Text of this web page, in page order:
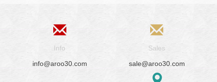
Info
info@aroo30.com
Sales
sale@aroo30.com